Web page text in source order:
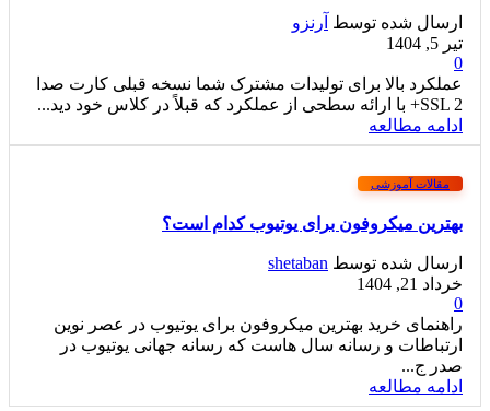
ارسال شده توسط آرنزو
تیر 5, 1404
0
عملکرد بالا برای تولیدات مشترک شما نسخه قبلی کارت صدا
SSL 2+ با ارائه سطحی از عملکرد که قبلاً در کلاس خود دید...
ادامه مطالعه
مقالات آموزشی
بهترین میکروفون برای یوتیوب کدام است؟
ارسال شده توسط shetaban
خرداد 21, 1404
0
راهنمای خرید بهترین میکروفون برای یوتیوب در عصر نوین
ارتباطات و رسانه سال هاست که رسانه جهانی یوتیوب در
صدر ج...
ادامه مطالعه